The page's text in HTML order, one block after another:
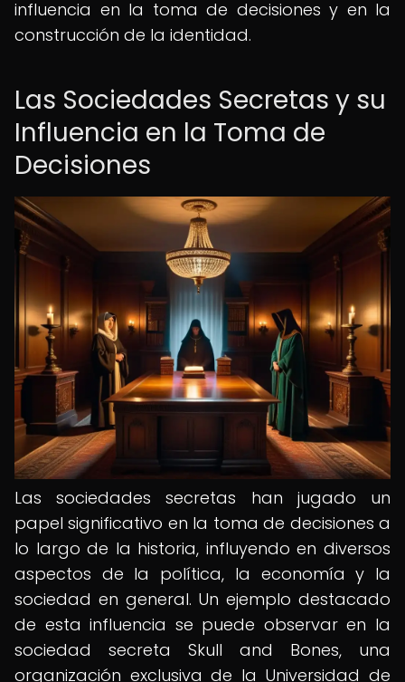
influencia en la toma de decisiones y en la
construcción de la identidad.
Las Sociedades Secretas y su
Influencia en la Toma de
Decisiones
Las sociedades secretas han jugado un
papel significativo en la toma de decisiones a
lo largo de la historia, influyendo en diversos
aspectos de la política, la economía y la
sociedad en general. Un ejemplo destacado
de esta influencia se puede observar en la
sociedad secreta Skull and Bones, una
organización exclusiva de la Universidad de